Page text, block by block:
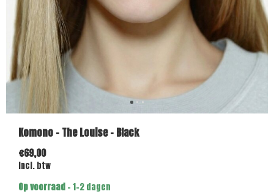
Komono - The Louise - Black
€69,00
Incl. btw
Op voorraad- 1-2 dagen